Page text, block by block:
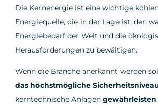
Die Kernenergie ist eine wichtige
Energiequelle, die in der Lage ist, den
Energiebedarf der Welt und die
Herausforderungen zu bewältigen.
Wenn die Branche anerkannt werden
das höchstmögliche
kerntechnische Anlagen gewährleisten,